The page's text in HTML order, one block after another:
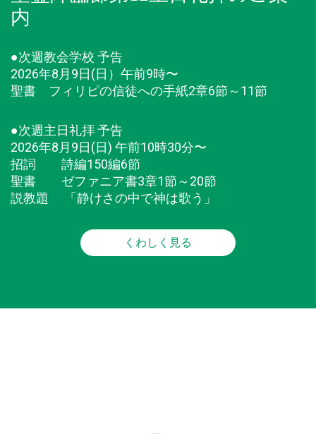
内
●次週教会学校 予告
2026年8月9日(日）午前9時〜
聖書 フィリピの信徒への手紙2章6節～11節
●次週主日礼拝 予告
2026年8月9日(日) 午前10時30分〜
招詞 詩編150編6節
聖書 ゼファニア書3章1節～20節
説教題 「静けさの中で神は歌う」
くわしく見る